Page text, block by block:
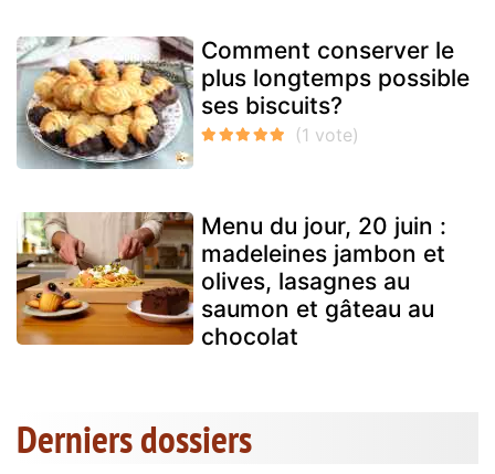
Comment conserver le
plus longtemps possible
ses biscuits?
Menu du jour, 20 juin :
madeleines jambon et
olives, lasagnes au
saumon et gâteau au
chocolat
Derniers dossiers